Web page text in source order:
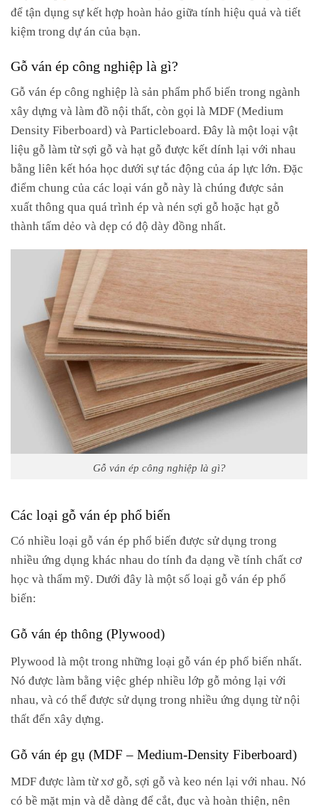
để tận dụng sự kết hợp hoàn hảo giữa tính hiệu quả và tiết
kiệm trong dự án của bạn.
Gỗ ván ép công nghiệp là gì?
Gỗ ván ép công nghiệp là sản phẩm phổ biến trong ngành
xây dựng và làm đồ nội thất, còn gọi là MDF (Medium
Density Fiberboard) và Particleboard. Đây là một loại vật
liệu gỗ làm từ sợi gỗ và hạt gỗ được kết dính lại với nhau
bằng liên kết hóa học dưới sự tác động của áp lực lớn. Đặc
điểm chung của các loại ván gỗ này là chúng được sản
xuất thông qua quá trình ép và nén sợi gỗ hoặc hạt gỗ
thành tấm dẻo và dẹp có độ dày đồng nhất.
Gỗ ván ép công nghiệp là gì?
Các loại gỗ ván ép phổ biến
Có nhiều loại gỗ ván ép phổ biến được sử dụng trong
nhiều ứng dụng khác nhau do tính đa dạng về tính chất cơ
học và thẩm mỹ. Dưới đây là một số loại gỗ ván ép phổ
biến:
Gỗ ván ép thông (Plywood)
Plywood là một trong những loại gỗ ván ép phổ biến nhất.
Nó được làm bằng việc ghép nhiều lớp gỗ mỏng lại với
nhau, và có thể được sử dụng trong nhiều ứng dụng từ nội
thất đến xây dựng.
Gỗ ván ép gụ (MDF – Medium-Density Fiberboard)
MDF được làm từ xơ gỗ, sợi gỗ và keo nén lại với nhau. Nó
có bề mặt mịn và dễ dàng để cắt, đục và hoàn thiện, nên